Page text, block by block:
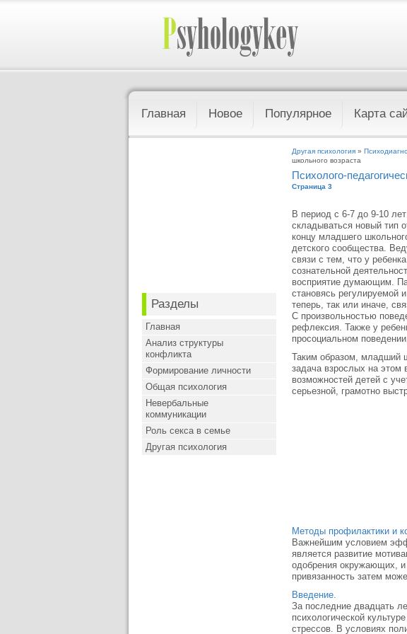
Главная Новое Популярное Карта
Разделы
Главная
Анализ структуры
конфликта
Формирование личности
Общая психология
Невербальные
коммуникации
Роль секса в семье
Другая психология
Другая психология »
школьного возраста
Психолого-
Страница 3
В период с 6-7 до 9-10
складываться новый тип
концу младшего
детского сообщества.
связи с тем, что у
сознательной
восприятие думающим.
становясь регулируемой
теперь, так или иначе,
С произвольностью
рефлексия. Также у
просоциальном
Таким образом, младший
задача взрослых на этом
возможностей детей с
серьезной, грамотно
Методы профилактики и
Важнейшим условием
является развитие
одобрения окружающих, и
привязанность затем
Введение.
За последние двадцать
психологической
стрессов. В условиях